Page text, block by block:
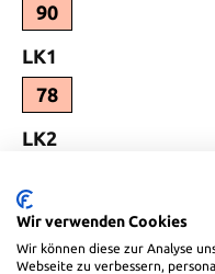
90
LK1
78
LK2
(Diese Option ist
(Diese
Hauswählen
12(Diese Option ist zurzeit
17 19(Diese21
Wir verwenden Cookies
Wir können diese zur Analyse
Webseite zu verbessern,